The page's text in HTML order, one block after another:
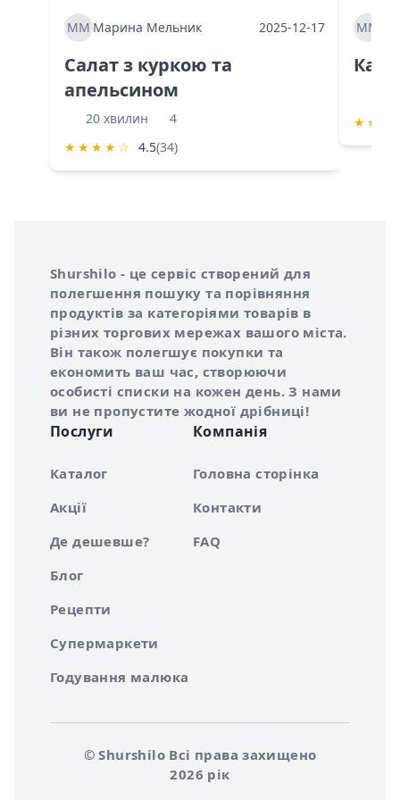
ММ Марина Мельник 2025-12-17
Салат з куркою та
апельсином
20 хвилин
4
★ ★ ★ ★ ☆ 4.5(34)
ММ
★ ★
Про сервіс Shurshilo
Shurshilo - це сервіс створений для
полегшення пошуку та порівняння
продуктів за категоріями товарів в
різних торгових мережах вашого міста.
Він також полегшує покупки та
економить ваш час, створюючи
особисті списки на кожен день. З нами
ви не пропустите жодної дрібниці!
Послуги
Каталог
Акції
Де дешевше?
Блог
Рецепти
Супермаркети
Годування малюка
Компанія
Головна сторінка
Контакти
FAQ
© Shurshilo Всі права захищено
2026 рік